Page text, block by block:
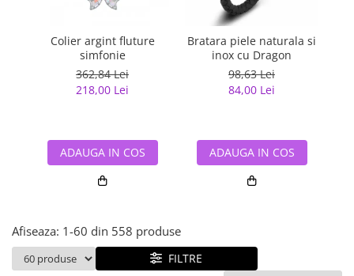
Bijuterii argint placat cu aur
Bijuterii gotice si rock
Bijuterii Handmade
Bijuterii fantezie
Bijuterii tungsten
Accesorii Piele
bijuterii argint
Colier argint fluture
simfonie
362,84 Lei
218,00 Lei
ADAUGA IN COS
Bratara piele naturala si
inox cu Dragon
98,63 Lei
84,00 Lei
ADAUGA IN COS
Afiseaza: 1-60 din 558 produse
FILTRE